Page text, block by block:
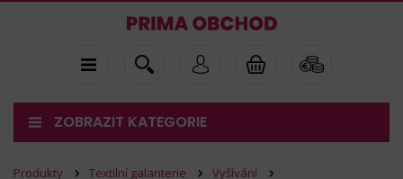
ZOBRAZIT KATEGORIE
Produkty Textilní galanterie
Vyšívání